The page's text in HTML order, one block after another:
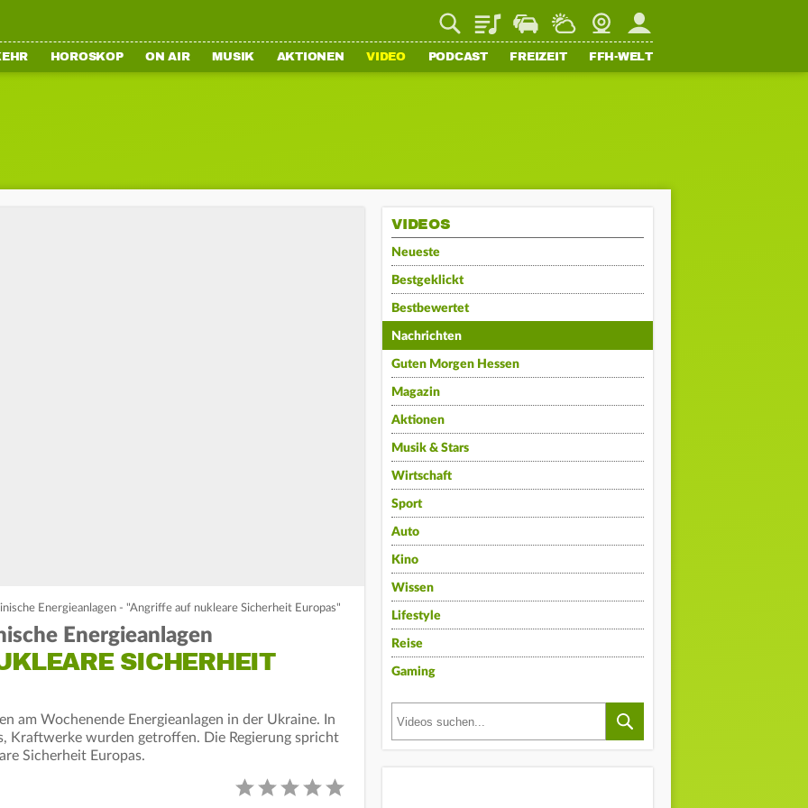
PlaylistStaupilotWetterWebcamMein FFH
HOROSKOP ON AIR MUSIK AKTIONEN VIDEO PODCAST FREIZEIT FFH-WELT
Energieanlagen - "Angriffe auf nukleare Sicherheit Europas"
Energieanlagen
SICHERHEIT
am Wochenende Energieanlagen in der Ukraine. In
Kraftwerke wurden getroffen. Die Regierung spricht
Sicherheit Europas.
VIDEOS
Neueste
Bestgeklickt
Bestbewertet
Nachrichten
Guten Morgen Hessen
Magazin
Aktionen
Musik & Stars
Wirtschaft
Sport
Auto
Kino
Wissen
Lifestyle
Reise
Gaming